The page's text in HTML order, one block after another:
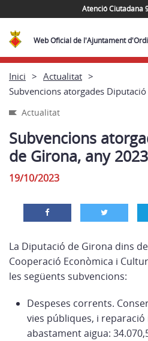
Atenció Ciutadana
Web Oficial de l'Ajuntament
Inici
Actualitat
Subvencions atorgades
Actualitat
Subvencions
de Girona, any 2023
19/10/2023
La Diputació de Girona dins
Cooperació Econòmica i
les següents subvencions:
Despeses corrents.
vies públiques, i
abastament aigua: